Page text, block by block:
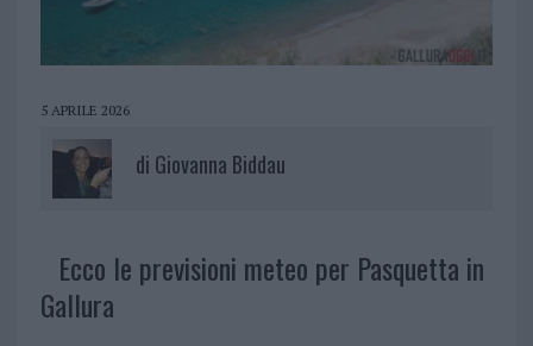
5 APRILE 2026
di Giovanna Biddau
Ecco le previsioni meteo per Pasquetta in
Gallura